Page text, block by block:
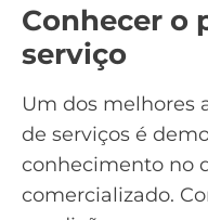
Conhecer o
serviço
Um dos melhores
de serviços é
conhecimento no
comercializado.